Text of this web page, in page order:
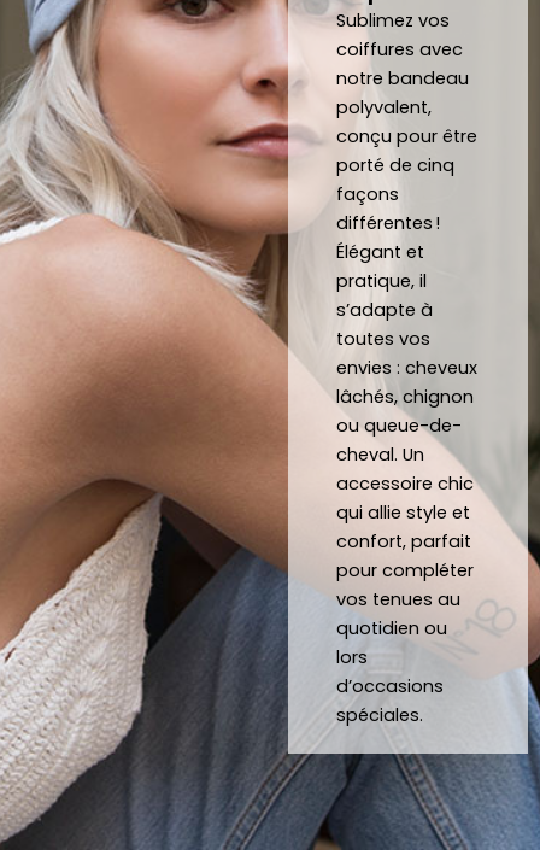
pouv
porte
r des
noeu
papill
ons/
acce
ssoir
es de
qualit
conf
ectio
nnés
quelq
kilom
ètres
chez
soi.
mma
nde
forte
ment
!
Merci
coup
à eux
encor
Sublimez vos
coiffures avec
notre bandeau
polyvalent,
conçu pour être
porté de cinq
façons
différentes !
Élégant et
pratique, il
s’adapte à
toutes vos
envies : cheveux
lâchés, chignon
ou queue-de-
cheval. Un
accessoire chic
qui allie style et
confort, parfait
pour compléter
vos tenues au
quotidien ou
lors
d’occasions
spéciales.